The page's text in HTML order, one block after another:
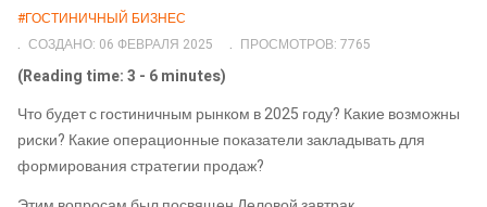
#ГОСТИНИЧНЫЙ БИЗНЕС
СОЗДАНО: 06 ФЕВРАЛЯ 2025
ПРОСМОТРОВ: 7765
(Reading time: 3 - 6 minutes)
Что будет с гостиничным рынком в 2025 году? Какие возможны
риски? Какие операционные показатели закладывать для
формирования стратегии продаж?